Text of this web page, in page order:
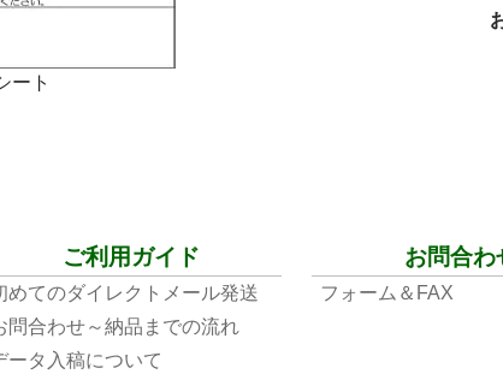
ート
ご利用ガイド
めてのダイレクトメール発送
問合わせ～納品までの流れ
ータ入稿について
お問合わ
フォーム＆FAX